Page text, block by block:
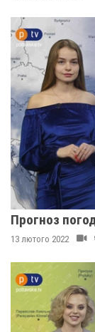
Прогноз
13 лютого 2022